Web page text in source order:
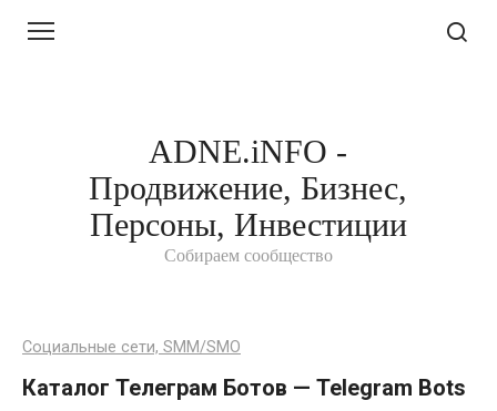
ADNE.iNFO -
Продвижение, Бизнес,
Персоны, Инвестиции
Собираем сообщество
Социальные сети, SMM/SMO
Каталог Телеграм Ботов — Telegram Bots